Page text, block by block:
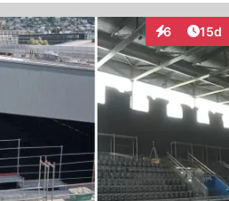
6
Interaktionen
15d